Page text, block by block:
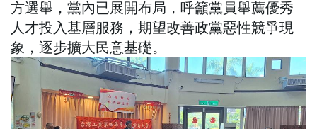
方選舉，黨內已展開布局，呼籲黨員舉薦優秀
人才投入基層服務，期望改善政黨惡性競爭現
象，逐步擴大民意基礎。